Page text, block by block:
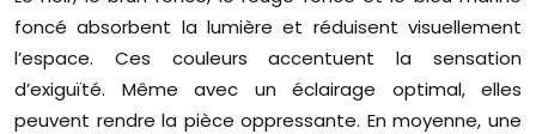
foncé absorbent la lumière et réduisent visuellement
l’espace. Ces couleurs accentuent la sensation
d’exiguïté. Même avec un éclairage optimal, elles
peuvent rendre la pièce oppressante. En moyenne, une